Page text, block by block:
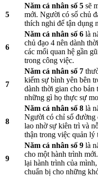
5
Năm cá nhân số 5 sẽ
mới. Người có số chủ
thích nghi để tận dụng
6
Năm cá nhân số 6 là
chủ đạo 4 nên dành
các mối quan hệ gần
trong công việc.
7
Năm cá nhân số 7
kiếm sự bình yên bên
dành thời gian cho bản
những gì họ thực sự
8
Năm cá nhân số 8 là
Người có chỉ số đường
lao nhờ sự kiên trì và
thận trong việc quản lý
9
Năm cá nhân số 9 là
cho một hành trình
lại hành trình của
chuẩn bị cho những